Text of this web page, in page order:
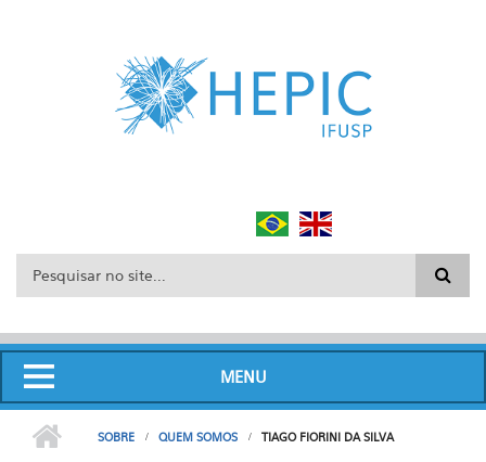
Formulário de busca
MENU
SOBRE QUEM SOMOS TIAGO FIORINI DA SILVA